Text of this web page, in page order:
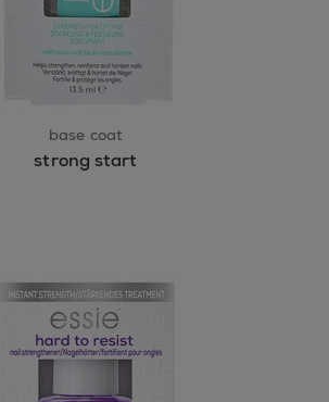
base coat
strong start